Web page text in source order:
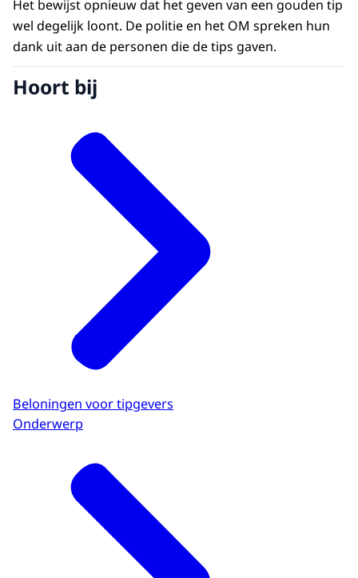
Het bewijst opnieuw dat het geven van een gouden tip
wel degelijk loont. De politie en het OM spreken hun
dank uit aan de personen die de tips gaven.
Hoort bij
Beloningen voor tipgevers
Onderwerp